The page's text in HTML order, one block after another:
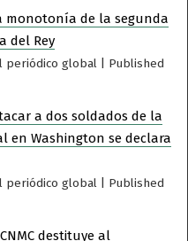
monotonía de la segunda
del Rey
periódico global
Published
a dos soldados de la
en Washington se declara
periódico global
Published
destituye al